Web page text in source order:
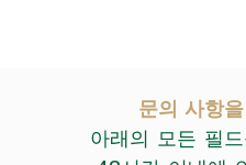
문의 사항
아래의 모든 필